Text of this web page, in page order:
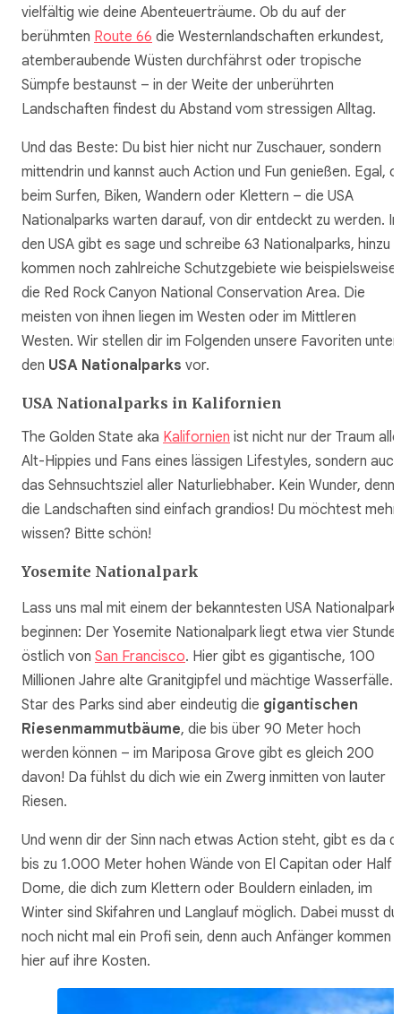
vielfältig wie deine Abenteuerträume. Ob du auf der
berühmten Route 66 die Westernlandschaften erkundest,
atemberaubende Wüsten durchfährst oder tropische
Sümpfe bestaunst – in der Weite der unberührten
Landschaften findest du Abstand vom stressigen Alltag.
Und das Beste: Du bist hier nicht nur Zuschauer, sondern
mittendrin und kannst auch Action und Fun genießen. Egal,
beim Surfen, Biken, Wandern oder Klettern – die USA
Nationalparks warten darauf, von dir entdeckt zu werden. In
den USA gibt es sage und schreibe 63 Nationalparks, hinzu
kommen noch zahlreiche Schutzgebiete wie beispielsweise
die Red Rock Canyon National Conservation Area. Die
meisten von ihnen liegen im Westen oder im Mittleren
Westen. Wir stellen dir im Folgenden unsere Favoriten unter
den USA Nationalparks vor.
USA Nationalparks in Kalifornien
The Golden State aka Kalifornien ist nicht nur der Traum
Alt-Hippies und Fans eines lässigen Lifestyles, sondern auch
das Sehnsuchtsziel aller Naturliebhaber. Kein Wunder, denn
die Landschaften sind einfach grandios! Du möchtest mehr
wissen? Bitte schön!
Yosemite Nationalpark
Lass uns mal mit einem der bekanntesten USA
beginnen: Der Yosemite Nationalpark liegt etwa vier
östlich von San Francisco. Hier gibt es gigantische, 100
Millionen Jahre alte Granitgipfel und mächtige Wasserfälle.
Star des Parks sind aber eindeutig die gigantischen
Riesenmammutbäume, die bis über 90 Meter hoch
werden können – im Mariposa Grove gibt es gleich 200
davon! Da fühlst du dich wie ein Zwerg inmitten von lauter
Riesen.
Und wenn dir der Sinn nach etwas Action steht, gibt es da
bis zu 1.000 Meter hohen Wände von El Capitan oder Half
Dome, die dich zum Klettern oder Bouldern einladen, im
Winter sind Skifahren und Langlauf möglich. Dabei musst du
noch nicht mal ein Profi sein, denn auch Anfänger kommen
hier auf ihre Kosten.